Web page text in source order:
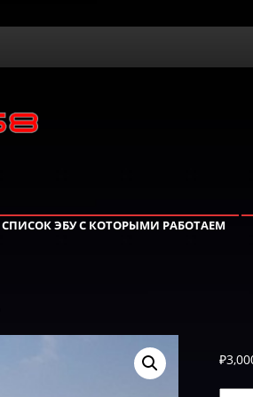
СПИСОК ЭБУ С КОТОРЫМИ РАБОТАЕМ
₽